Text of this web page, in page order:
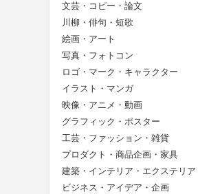
文芸・コピー・論文
川柳・俳句・短歌
絵画・アート
写真・フォトコン
ロゴ・マーク・キャラクター
イラスト・マンガ
映像・アニメ・動画
グラフィック・ポスター
工芸・ファッション・雑貨
プロダクト・商品企画・家具
建築・インテリア・エクステリア
ビジネス・アイデア・企画